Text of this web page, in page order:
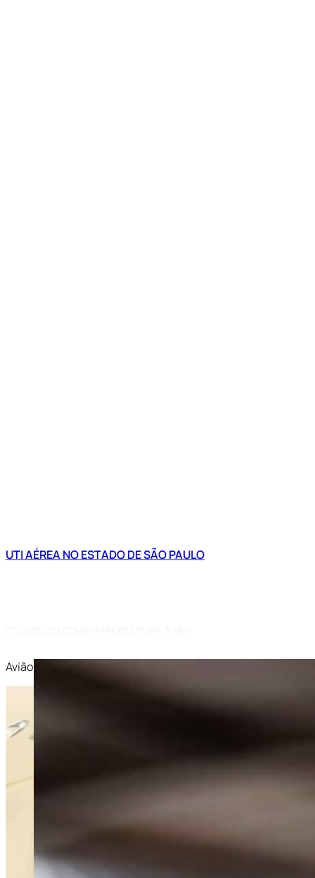
UTI AÉREA NO ESTADO DE SÃO PAULO
Avião Ambulância: São Paulo – SP. Conheça as nossas